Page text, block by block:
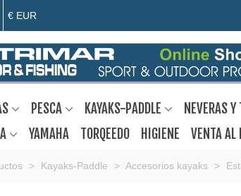
€ EUR
PESCA KAYAKS-PADDLE NEVERAS
YAMAHA TORQEEDO HIGIENE VENTA AL
> Kayaks-Paddle > Accesorios kayaks >